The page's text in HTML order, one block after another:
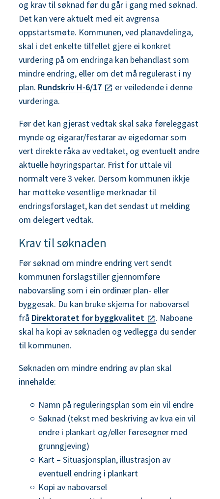
og krav til søknad før du går i gang med søknad.
Det kan vere aktuelt med eit avgrensa
oppstartsmøte. Kommunen, ved planavdelinga,
skal i det enkelte tilfellet gjere ei konkret
vurdering på om endringa kan behandlast som
mindre endring, eller om det må regulerast i ny
plan. Rundskriv H-6/17
er veiledende i denne
vurderinga.
Før det kan gjerast vedtak skal saka føreleggast
mynde og eigarar/festarar av eigedomar som
vert direkte råka av vedtaket, og eventuelt andre
aktuelle høyringspartar. Frist for uttale vil
normalt vere 3 veker. Dersom kommunen ikkje
har motteke vesentlige merknadar til
endringsforslaget, kan det sendast ut melding
om delegert vedtak.
Krav til søknaden
Før søknad om mindre endring vert sendt
kommunen forslagstiller gjennomføre
nabovarsling som i ein ordinær plan- eller
byggesak. Du kan bruke skjema for nabovarsel
frå Direktoratet for byggkvalitet
. Naboane
skal ha kopi av søknaden og vedlegga du sender
til kommunen.
Søknaden om mindre endring av plan skal
innehalde:
Namn på reguleringsplan som ein vil endre
Søknad (tekst med beskriving av kva ein vil
endre i plankart og/eller føresegner med
grunngjeving)
Kart – Situasjonsplan, illustrasjon av
eventuell endring i plankart
Kopi av nabovarsel